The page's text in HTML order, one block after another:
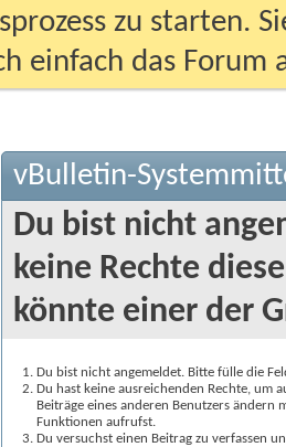
zu starten.
einfach das
vBulletin-
Du bist nicht
keine Rechte
könnte einer der
Du bist nicht angemeldet. Bitte fülle die
Du hast keine ausreichenden Rechte, um
Beiträge eines anderen Benutzers
Funktionen aufrufst.
Du versuchst einen Beitrag zu verfassen